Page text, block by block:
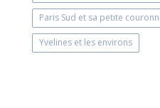
Paris Sud et sa petite
Yvelines et les environs